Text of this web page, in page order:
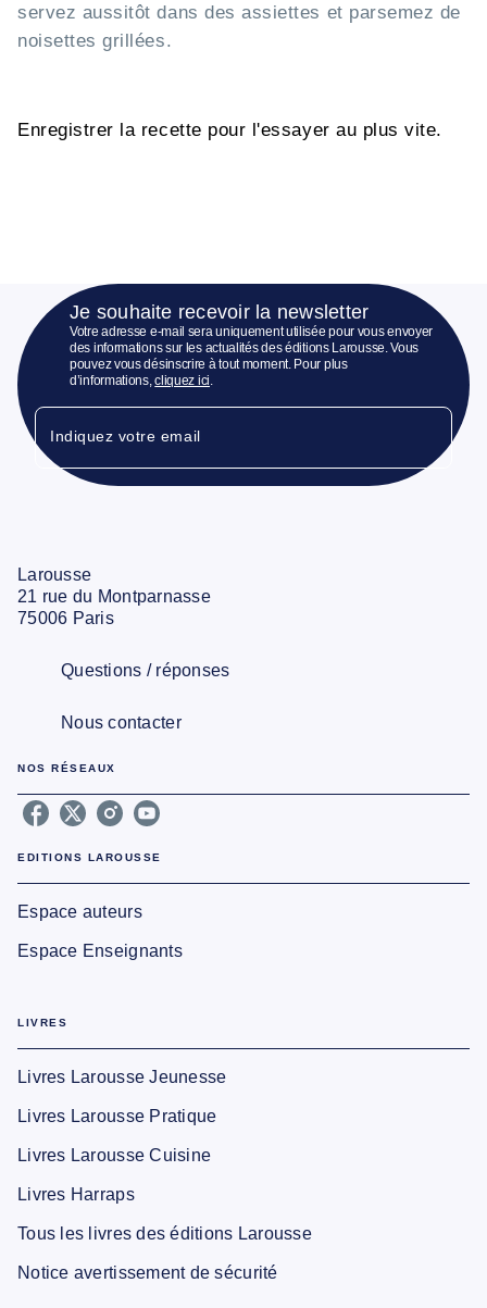
servez aussitôt dans des assiettes et parsemez de
noisettes grillées.
Enregistrer la recette pour l'essayer au plus vite.
Je souhaite recevoir la newsletter
Votre adresse e-mail sera uniquement utilisée pour vous envoyer
des informations sur les actualités des éditions Larousse. Vous
pouvez vous désinscrire à tout moment. Pour plus
d’informations,cliquez ici.
Indiquez votre email
Larousse
21 rue du Montparnasse
75006 Paris
Questions / réponses
Nous contacter
NOS RÉSEAUX
EDITIONS LAROUSSE
Espace auteurs
Espace Enseignants
LIVRES
Livres Larousse Jeunesse
Livres Larousse Pratique
Livres Larousse Cuisine
Livres Harraps
Tous les livres des éditions Larousse
Notice avertissement de sécurité